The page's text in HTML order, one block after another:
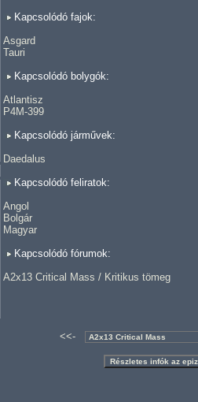
Kapcsolódó fajok:
Asgard
Tauri
Kapcsolódó bolygók:
Atlantisz
P4M-399
Kapcsolódó járművek:
Daedalus
Kapcsolódó feliratok:
Angol
Bolgár
Magyar
Kapcsolódó fórumok:
A2x13 Critical Mass / Kritikus tömeg
<<-